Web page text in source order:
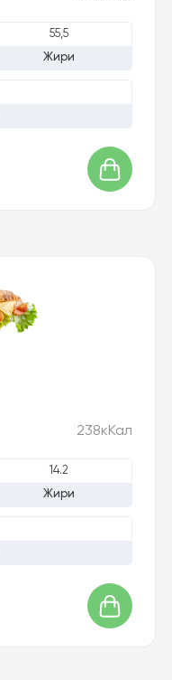
55,5
Жири
238кКал
14.2
Жири